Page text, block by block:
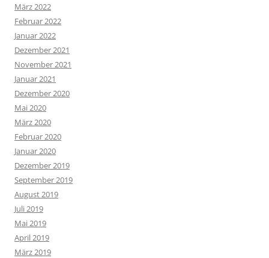
März 2022
Februar 2022
Januar 2022
Dezember 2021
November 2021
Januar 2021
Dezember 2020
Mai 2020
März 2020
Februar 2020
Januar 2020
Dezember 2019
September 2019
August 2019
Juli 2019
Mai 2019
April 2019
März 2019